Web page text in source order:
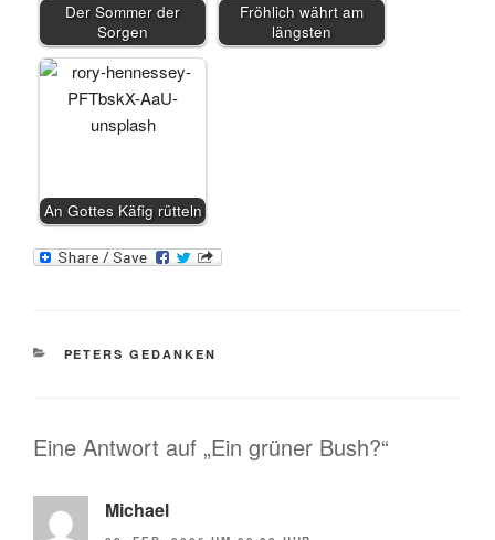
Der Sommer der
Sorgen
Fröhlich währt am
längsten
An Gottes Käfig rütteln
KATEGORIEN
PETERS GEDANKEN
Eine Antwort auf „Ein grüner Bush?“
Michael